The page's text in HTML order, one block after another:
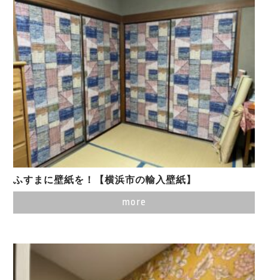
ふすまに壁紙を！【横浜市の輸入壁紙】
more